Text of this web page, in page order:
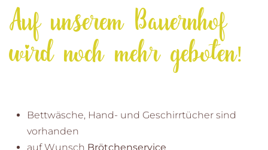
Auf unserem Bauernhof
wird noch mehr geboten!
Bettwäsche, Hand- und Geschirrtücher sind
vorhanden
auf Wunsch Brötchenservice